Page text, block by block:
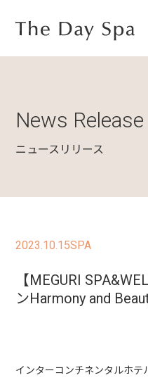
News Release
ニュースリリース
2023.10.15SPA
【MEGURI
ンHarmony and
インターコンチネンタルホテ